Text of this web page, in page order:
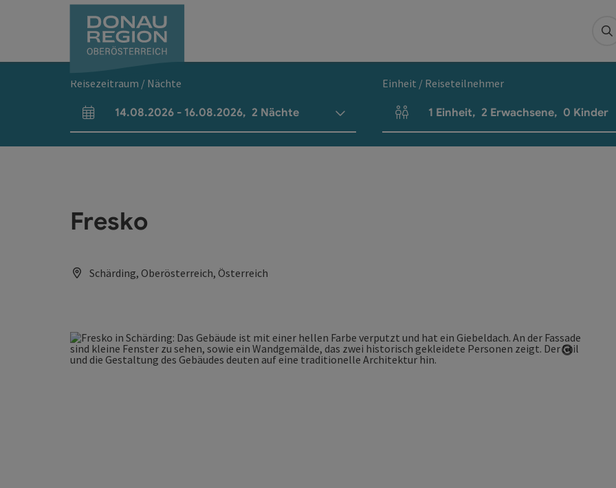
Reisezeitraum / Nächte
An- und Abreisefelder
14.08.2026 - 16.08.2026, 2 Nächte
Einheit / Reiseteilnehmer
Einheitenanzahl und Personenfelder
1 Einheit, 2 Erwachsene, 0 Kinder
Fresko
Schärding, Oberösterreich, Österreich